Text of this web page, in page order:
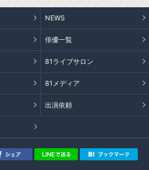
NEWS
俳優一覧
81ライブサロン
81メディア
出演依頼